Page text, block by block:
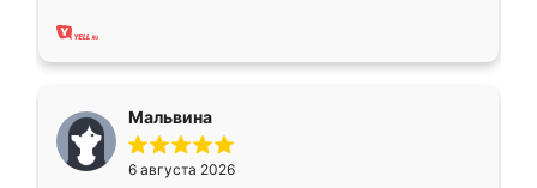
заказал шкаф-купе. По качеству очень
хорошее сборка достаточно быстрая,
меньше, здесь же он более разнообразный.
Мне нравится ,если что-то потребуется из
мебели буду заказывать только здесь.
Мальвина
6 августа 2026